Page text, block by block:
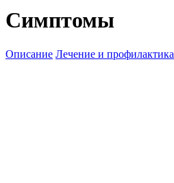
Симптомы
Описание Лечение и профилактика